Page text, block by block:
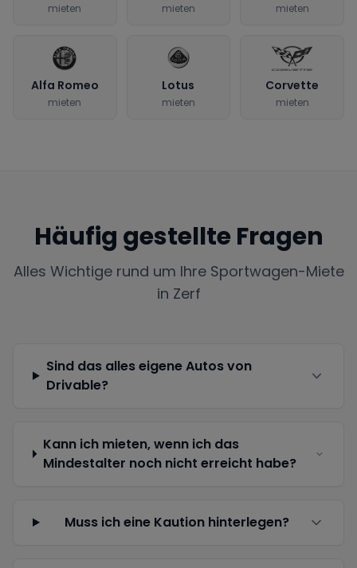
mieten mieten mieten
Alfa Romeo
mieten
Lotus
mieten
Corvette
mieten
Häufig gestellte Fragen
Alles Wichtige rund um Ihre Sportwagen-Miete
in Zerf
Sind das alles eigene Autos von
Drivable?
Kann ich mieten, wenn ich das
Mindestalter noch nicht erreicht habe?
Muss ich eine Kaution hinterlegen?